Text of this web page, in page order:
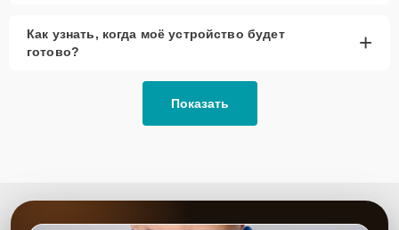
Как узнать, когда моё устройство будет
готово?
+
Показать